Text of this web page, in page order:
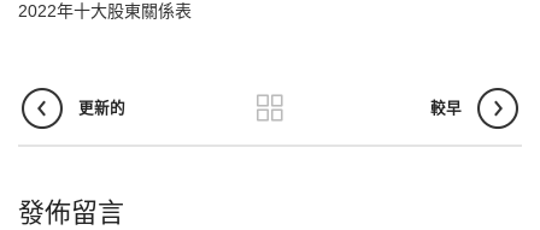
2022年十大股東關係表
更新的 較早
發佈留言